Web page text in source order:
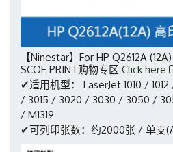
【Ninestar】For HP Q2612A
SCOE PRINT购物专区 Click here
✔适用机型： LaserJet 1010 / 1012
/ 3015 / 3020 / 3030 / 3050 /
/ M1319
✔可列印张数：约2000张 / 单支